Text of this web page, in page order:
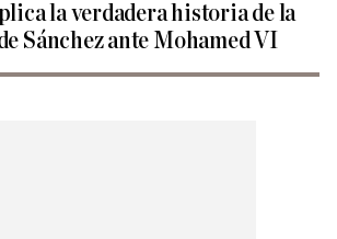
la verdadera historia de la
Sánchez ante Mohamed VI